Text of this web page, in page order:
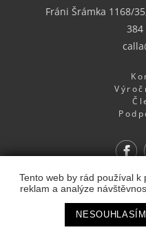
Tento web by rád používal k
reklam a analýze
NESOUHLASÍM
Fráni Šrámka 1168/
384
Facebook
Webdesign& Webhosting